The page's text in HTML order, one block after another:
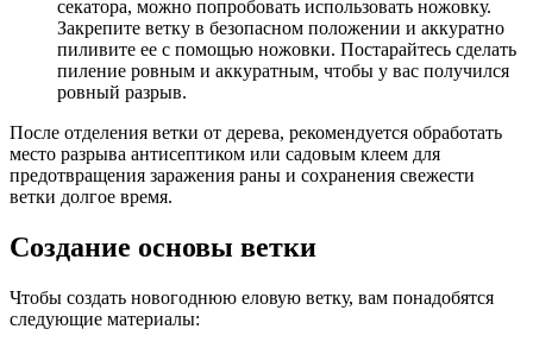
секатора, можно попробовать использовать ножовку.
Закрепите ветку в безопасном положении и аккуратно
пиливите ее с помощью ножовки. Постарайтесь сделать
пиление ровным и аккуратным, чтобы у вас получился
ровный разрыв.
После отделения ветки от дерева, рекомендуется обработать
место разрыва антисептиком или садовым клеем для
предотвращения заражения раны и сохранения свежести
ветки долгое время.
Создание основы ветки
Чтобы создать новогоднюю еловую ветку, вам понадобятся
следующие материалы: